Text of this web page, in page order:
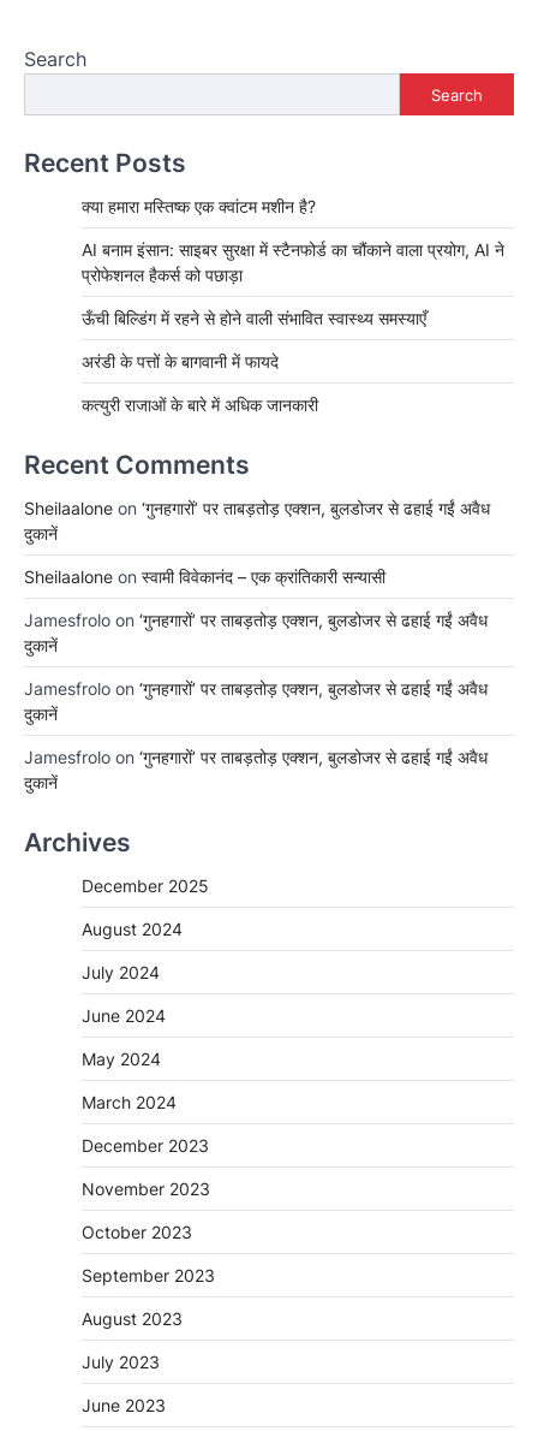
Search
Search
Recent Posts
क्या हमारा मस्तिष्क एक क्वांटम मशीन है?
AI बनाम इंसान: साइबर सुरक्षा में स्टैनफोर्ड का चौंकाने वाला प्रयोग, AI ने
प्रोफेशनल हैकर्स को पछाड़ा
ऊँची बिल्डिंग में रहने से होने वाली संभावित स्वास्थ्य समस्याएँ
अरंडी के पत्तों के बागवानी में फायदे
कत्युरी राजाओं के बारे में अधिक जानकारी
Recent Comments
Sheilaalone on ‘गुनहगारों’ पर ताबड़तोड़ एक्शन, बुलडोजर से ढहाई गईं अवैध
दुकानें
Sheilaalone on स्वामी विवेकानंद – एक क्रांतिकारी सन्यासी
Jamesfrolo on ‘गुनहगारों’ पर ताबड़तोड़ एक्शन, बुलडोजर से ढहाई गईं अवैध
दुकानें
Jamesfrolo on ‘गुनहगारों’ पर ताबड़तोड़ एक्शन, बुलडोजर से ढहाई गईं अवैध
दुकानें
Jamesfrolo on ‘गुनहगारों’ पर ताबड़तोड़ एक्शन, बुलडोजर से ढहाई गईं अवैध
दुकानें
Archives
December 2025
August 2024
July 2024
June 2024
May 2024
March 2024
December 2023
November 2023
October 2023
September 2023
August 2023
July 2023
June 2023